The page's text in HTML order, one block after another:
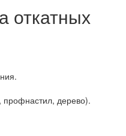
откатных
профнастил, дерево).